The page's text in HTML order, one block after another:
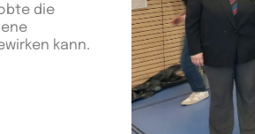
die
kann.